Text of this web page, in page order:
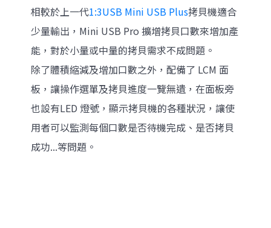
相較於上一代1:3USB Mini USB Plus拷貝機適合
少量輸出，Mini USB Pro 擴增拷貝口數來增加產
能，對於小量或中量的拷貝需求不成問題。
除了體積縮減及增加口數之外，配備了 LCM 面
板，讓操作選單及拷貝進度一覽無遺，在面板旁
也設有LED 燈號，顯示拷貝機的各種狀況，讓使
用者可以監測每個口數是否待機完成、是否拷貝
成功...等問題。